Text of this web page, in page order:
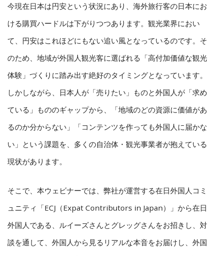
今現在日本は円安という状況にあり、海外旅行客の日本にお
ける購買ハードルは下がりつつあります。観光業界におい
て、円安はこれほどにもない追い風となっているのです。そ
のため、地域が外国人観光客に選ばれる「高付加価値な観光
体験」づくりに踏み出す絶好のタイミングとなっています。
しかしながら、日本人が「売りたい」ものと外国人が「求め
ている」もののギャップから、「地域のどの資源に価値があ
るのか分からない」「コンテンツを作っても外国人に届かな
い」という課題を、多くの自治体・観光事業者が抱えている
現状があります。
そこで、本ウェビナーでは、弊社が運営する在日外国人コミ
ュニティ「ECJ（Expat Contributors in Japan）」から在日
外国人である、ルイーズさんとグレッグさんをお招きし、対
談を通して、外国人から見るリアルな本音をお届けし、外国